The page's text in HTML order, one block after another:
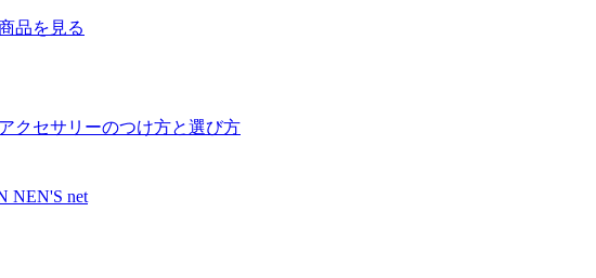
品を見る
クセサリーのつけ方と選び方